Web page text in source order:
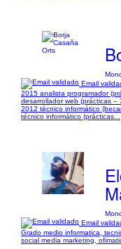
Email
2015 analista programador
desarrollador web (prácticas –
2012 técnico informático
técnico informático (prácticas...
Email
Grado medio informatica,
social media marketing,